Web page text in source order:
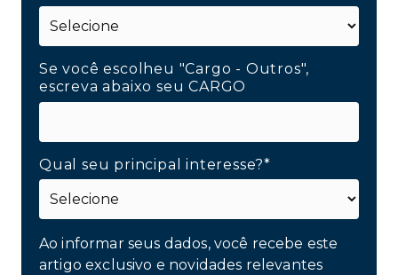
Se você escolheu "Cargo - Outros",
escreva abaixo seu CARGO
Qual seu principal interesse?*
Ao informar seus dados, você recebe este
artigo exclusivo e novidades relevantes